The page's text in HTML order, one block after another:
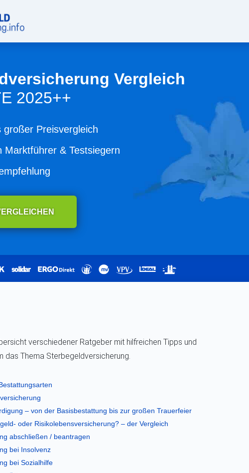
Vergleich
2025++
großer Preisvergleich
Marktführer & Testsiegern
verschiedener Ratgeber mit hilfreichen Tipps und
das Thema Sterbegeldversicherung.
– von der Basisbestattung bis zur großen Trauerfeier
oder Risikolebensversicherung? – der Vergleich
abschließen / beantragen
bei Insolvenz
bei Sozialhilfe